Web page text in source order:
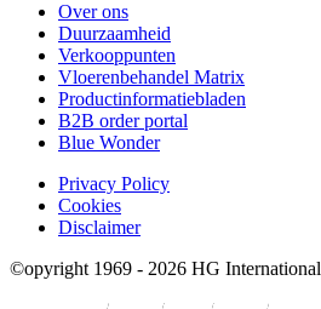
Over ons
Duurzaamheid
Verkooppunten
Vloerenbehandel Matrix
Productinformatiebladen
B2B order portal
Blue Wonder
Privacy Policy
Cookies
Disclaimer
©opyright 1969 - 2026 HG International